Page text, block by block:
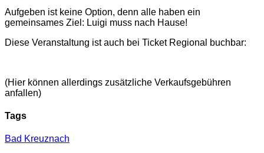
Aufgeben ist keine Option, denn alle haben ein
gemeinsames Ziel: Luigi muss nach Hause!
Diese Veranstaltung ist auch bei Ticket Regional buchbar:
(Hier können allerdings zusätzliche Verkaufsgebühren
anfallen)
Tags
Bad Kreuznach